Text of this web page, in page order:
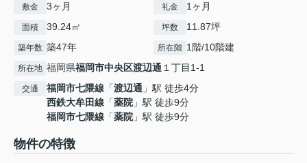
敷金 3ヶ月 礼金 1ヶ月
面積 39.24㎡ 坪数 11.87坪
築年数 築47年 所在階 1階/10階建
所在地 福岡県福岡市中央区渡辺通 １丁目1-1
交通 福岡市七隈線 「渡辺通 」駅 徒歩4分
西鉄大牟田線 「薬院 」駅 徒歩9分
福岡市七隈線 「薬院 」駅 徒歩9分
物件の特徴